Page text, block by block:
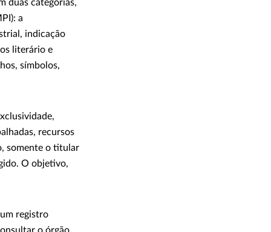
duas categorias,
a
indicação
literário e
símbolos,
recursos
somente o titular
O objetivo,
registro
o órgão